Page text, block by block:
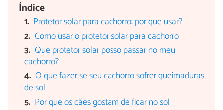
Índice
Protetor solar para cachorro: por que usar?
Como usar o protetor solar para cachorro
Que protetor solar posso passar no meu
cachorro?
O que fazer se seu cachorro sofrer queimaduras
de sol
Por que os cães gostam de ficar no sol